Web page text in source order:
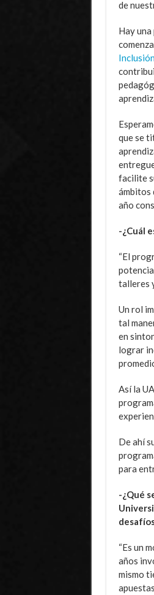
de
Hay
que se
facilite
ámbitos
año
-¿Cuál
“El
talleres
Un rol
tal
en
lograr
Así la
De ahí
para
-¿Qué
“Es un
años
mismo